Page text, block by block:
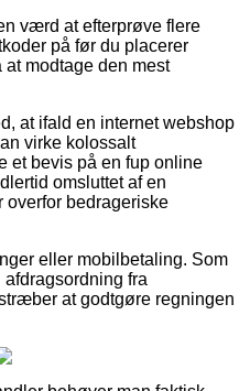
værd at efterprøve flere
på før du placerer
modtage den mest
at ifald en internet webshop
virke kolossalt
et bevis på en fup online
omsluttet af en
overfor bedrageriske
eller mobilbetaling. Som
fra
at godtgøre regningen